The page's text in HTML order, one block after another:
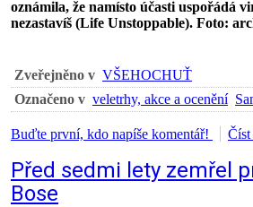
oznámila, že namísto účasti uspořádá
nezastavíš (Life Unstoppable). Foto:
Zveřejněno v VŠEHOCHUŤ
Označeno v veletrhy, akce a ocenění
Buďte první, kdo napíše komentář! Číst
Před sedmi lety zemřel
Bose